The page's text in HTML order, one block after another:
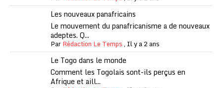
Les nouveaux panafricains
Le mouvement du panafricanisme a de nouveaux
adeptes. Q...
ParRédaction Le Temps, Il y a 2 ans
Le Togo dans le monde
Comment les Togolais sont-ils perçus en
Afrique et aill...